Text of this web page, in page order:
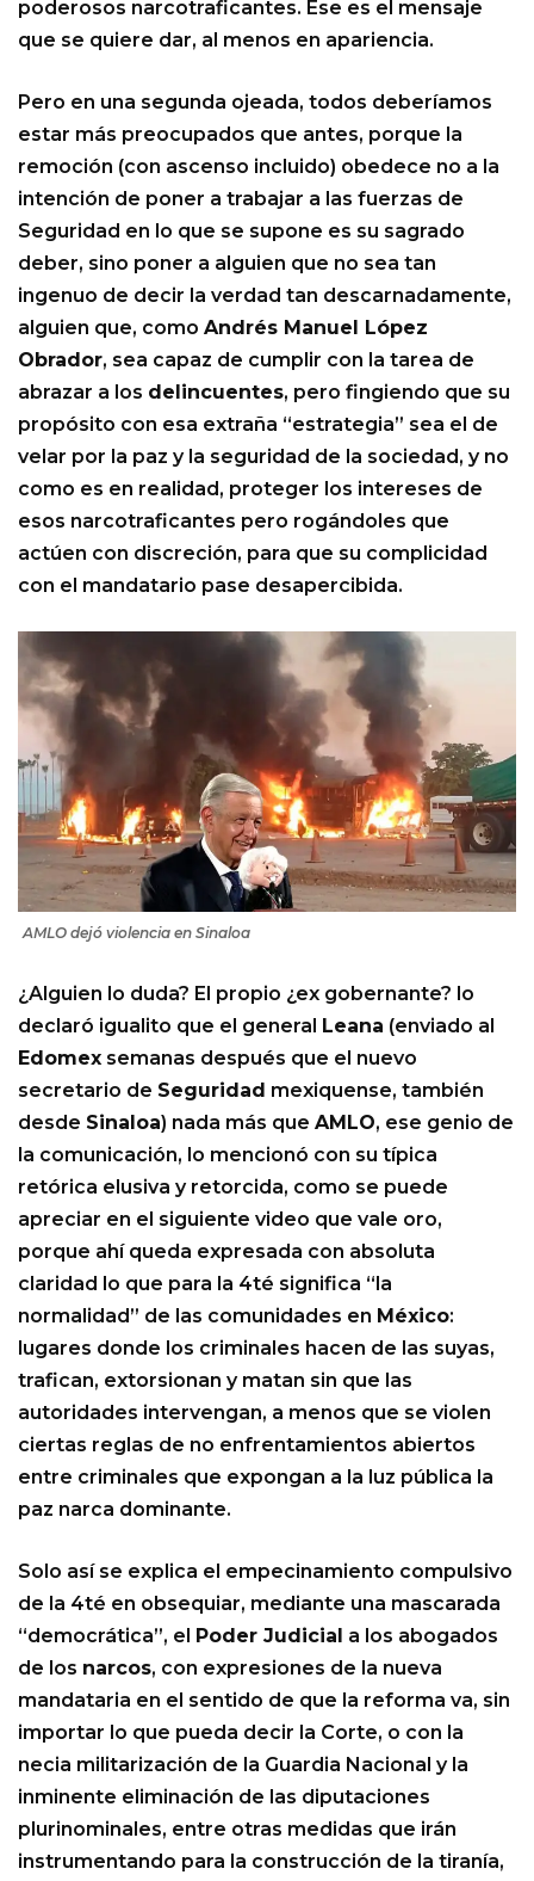
poderosos narcotraficantes. Ése es el mensaje
que se quiere dar, al menos en apariencia.
Pero en una segunda ojeada, todos deberíamos
estar más preocupados que antes, porque la
remoción (con ascenso incluido) obedece no a la
intención de poner a trabajar a las fuerzas de
Seguridad en lo que se supone es su sagrado
deber, sino poner a alguien que no sea tan
ingenuo de decir la verdad tan descarnadamente,
alguien que, como Andrés Manuel López
Obrador, sea capaz de cumplir con la tarea de
abrazar a los delincuentes, pero fingiendo que su
propósito con esa extraña “estrategia” sea el de
velar por la paz y la seguridad de la sociedad, y no
como es en realidad, proteger los intereses de
esos narcotraficantes pero rogándoles que
actúen con discreción, para que su complicidad
con el mandatario pase desapercibida.
AMLO dejó violencia en Sinaloa
¿Alguien lo duda? El propio ¿ex gobernante? lo
declaró igualito que el general
Leana (enviado al
Edomex semanas después que el nuevo
secretario de Seguridad mexiquense, también
desde Sinaloa) nada más que AMLO, ese genio de
la comunicación, lo mencionó con su típica
retórica elusiva y retorcida, como se puede
apreciar en el siguiente video que vale oro,
porque ahí queda expresada con absoluta
claridad lo que para la 4té significa “la
normalidad” de las comunidades en México:
lugares donde los criminales hacen de las suyas,
trafican, extorsionan y matan sin que las
autoridades intervengan, a menos que se violen
ciertas reglas de no enfrentamientos abiertos
entre criminales que expongan a la luz pública la
paz narca dominante.
Solo así se explica el empecinamiento compulsivo
de la 4té en obsequiar, mediante una mascarada
“democrática”, el
Poder Judicial a los abogados
de los narcos, con expresiones de la nueva
mandataria en el sentido de que la reforma va, sin
importar lo que pueda decir la Corte, o con la
necia militarización de la Guardia Nacional y la
inminente eliminación de las diputaciones
plurinominales, entre otras medidas que irán
instrumentando para la construcción de la tiranía,